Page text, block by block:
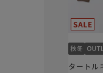
タートル